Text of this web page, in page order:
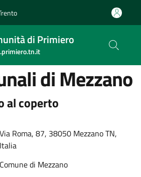
di Primiero
di Mezzano
al coperto
Via Roma, 87, 38050 Mezzano TN,
Italia
Comune di Mezzano